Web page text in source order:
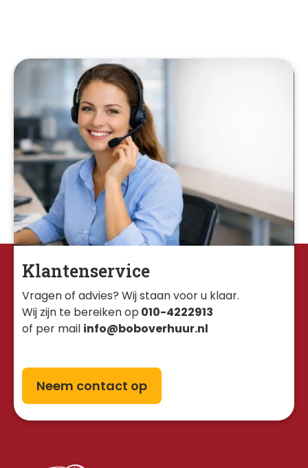
Klantenservice
Vragen of advies? Wij staan voor u klaar.
Wij zijn te bereiken op 010-4222913
of per mail info@boboverhuur.nl
Neem contact op